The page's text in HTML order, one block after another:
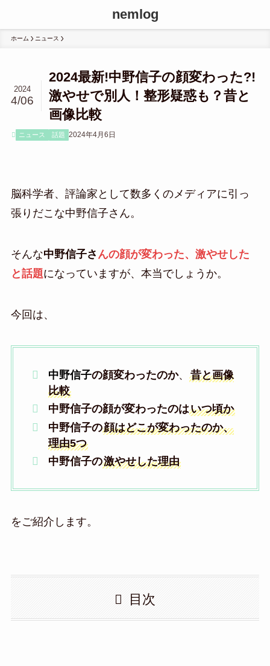
nemlog
ホーム ニュース
2024最新!中野信子の顔変わった?!
激やせで別人！整形疑惑も？昔と
画像比較
2024
4/06
ニュース 話題 2024年4月6日
脳科学者、評論家として数多くのメディアに引っ
張りだこな中野信子さん。
そんな中野信子さ んの顔が変わった、激やせした
と話題になっていますが、本当でしょうか。
今回は、
中野信子の顔変わったのか、昔と画像
比較
中野信子の顔が変わったのはいつ頃か
中野信子の顔はどこが変わったのか、
理由5つ
中野信子の激やせした理由
をご紹介します。
目次